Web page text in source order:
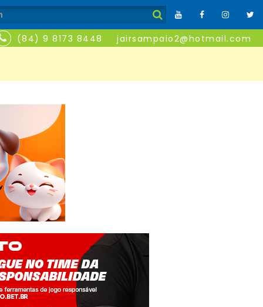
(84) 9 8173 8448 jairsampaio2@hotmail.com